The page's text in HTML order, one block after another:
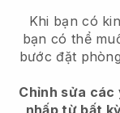
Khi bạn có
bạn có thể
bước đặt
Chỉnh sửa các
nhấp từ bất